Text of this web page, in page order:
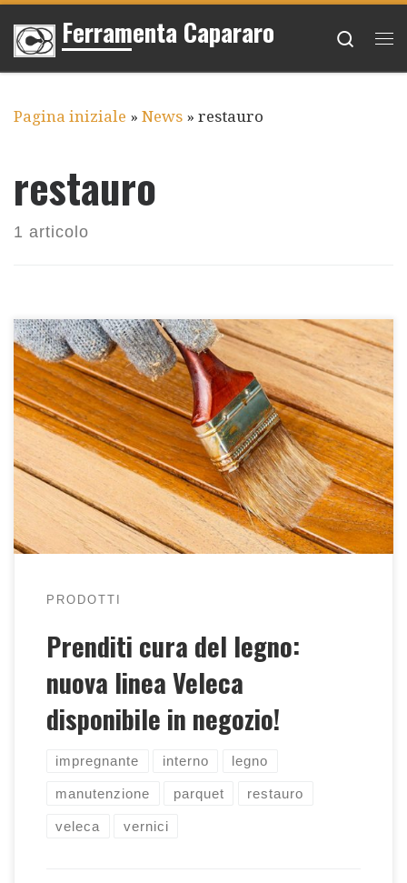
Passa al contenuto
Ferramenta Capararo
Pagina iniziale » News » restauro
restauro
1 articolo
Nuovi prodotti che ti aiuteranno a restaurare e
mantenere di bell'aspetto il tuo arredamento in
legno!!!
PRODOTTI
Prenditi cura del legno:
nuova linea Veleca
disponibile in negozio!
impregnante interno legno
manutenzione parquet restauro
veleca vernici